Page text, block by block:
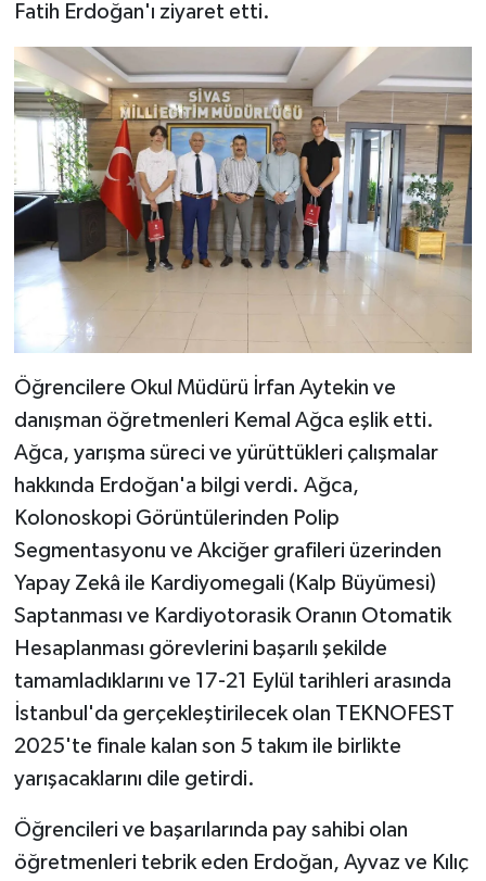
Fatih Erdoğan'ı ziyaret etti.
Öğrencilere Okul Müdürü İrfan Aytekin ve
danışman öğretmenleri Kemal Ağca eşlik etti.
Ağca, yarışma süreci ve yürüttükleri çalışmalar
hakkında Erdoğan'a bilgi verdi. Ağca,
Kolonoskopi Görüntülerinden Polip
Segmentasyonu ve Akciğer grafileri üzerinden
Yapay Zekâ ile Kardiyomegali (Kalp Büyümesi)
Saptanması ve Kardiyotorasik Oranın Otomatik
Hesaplanması görevlerini başarılı şekilde
tamamladıklarını ve 17-21 Eylül tarihleri arasında
İstanbul'da gerçekleştirilecek olan TEKNOFEST
2025'te finale kalan son 5 takım ile birlikte
yarışacaklarını dile getirdi.
Öğrencileri ve başarılarında pay sahibi olan
öğretmenleri tebrik eden Erdoğan, Ayvaz ve Kılıç